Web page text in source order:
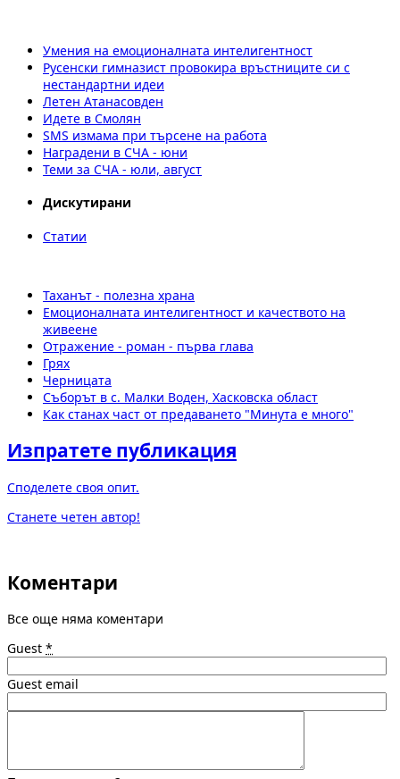
Умения на емоционалната интелигентност
Русенски гимназист провокира връстниците си с
нестандартни идеи
Летен Атанасовден
Идете в Смолян
SMS измама при търсене на работа
Наградени в СЧА - юни
Теми за СЧА - юли, август
Дискутирани
Статии
Таханът - полезна храна
Емоционалната интелигентност и качеството на
живеене
Отражение - роман - първа глава
Грях
Черницата
Съборът в с. Малки Воден, Хасковска област
Как станах част от предаването "Минута е много"
Изпратете публикация
Споделете своя опит.
Станете четен автор!
Коментари
Все още няма коментари
Guest *
Guest email